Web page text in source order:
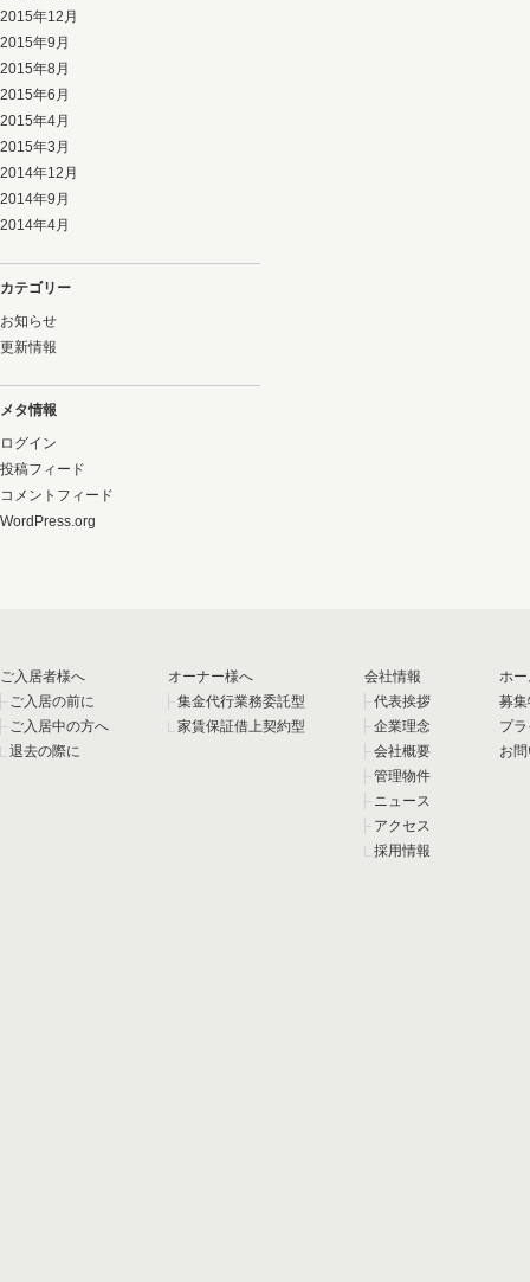
2015年12月
2015年9月
2015年8月
2015年6月
2015年4月
2015年3月
2014年12月
2014年9月
2014年4月
カテゴリー
お知らせ
更新情報
メタ情報
ログイン
投稿フィード
コメントフィード
WordPress.org
ご入居者様へ
ご入居の前に
ご入居中の方へ
退去の際に
オーナー様へ
集金代行業務委託型
家賃保証借上契約型
会社情報
代表挨拶
企業理念
会社概要
管理物件
ニュース
アクセス
採用情報
ホ
募
プ
お